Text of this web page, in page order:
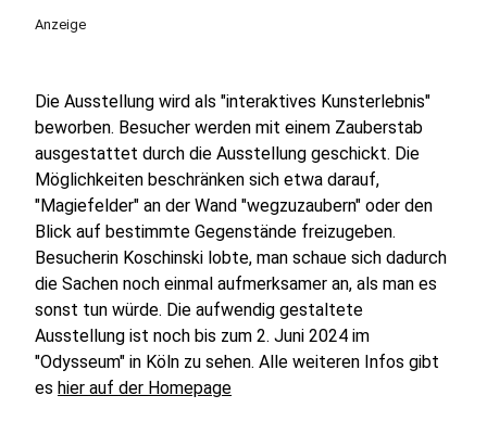
Anzeige
Die Ausstellung wird als "interaktives Kunsterlebnis"
beworben. Besucher werden mit einem Zauberstab
ausgestattet durch die Ausstellung geschickt. Die
Möglichkeiten beschränken sich etwa darauf,
"Magiefelder" an der Wand "wegzuzaubern" oder den
Blick auf bestimmte Gegenstände freizugeben.
Besucherin Koschinski lobte, man schaue sich dadurch
die Sachen noch einmal aufmerksamer an, als man es
sonst tun würde. Die aufwendig gestaltete
Ausstellung ist noch bis zum 2. Juni 2024 im
"Odysseum" in Köln zu sehen. Alle weiteren Infos gibt
es hier auf der Homepage